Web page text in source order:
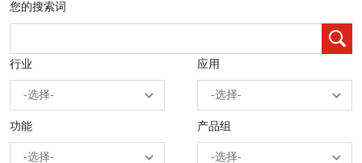
您的搜索词
行业 应用
功能 产品组